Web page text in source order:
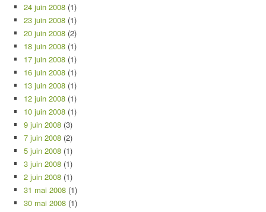
24 juin 2008 (1)
23 juin 2008 (1)
20 juin 2008 (2)
18 juin 2008 (1)
17 juin 2008 (1)
16 juin 2008 (1)
13 juin 2008 (1)
12 juin 2008 (1)
10 juin 2008 (1)
9 juin 2008 (3)
7 juin 2008 (2)
5 juin 2008 (1)
3 juin 2008 (1)
2 juin 2008 (1)
31 mai 2008 (1)
30 mai 2008 (1)